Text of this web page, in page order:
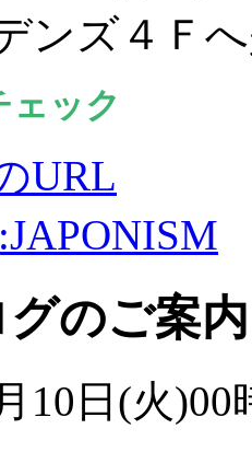
ンズ４Ｆ
ェック
URL
のご案内
10日(火)00